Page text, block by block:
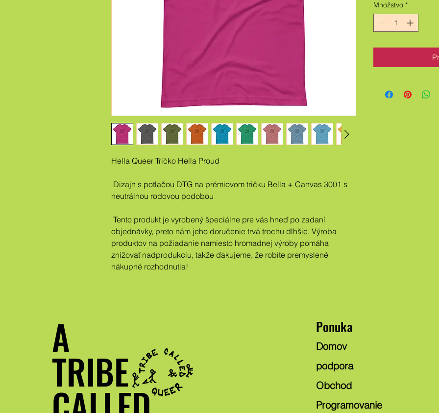
Hella Queer Tričko Hella Proud
neutrálnou rodovou podobou
objednávky, preto nám jeho doručenie trvá trochu dlhšie. Výroba
produktov na požiadanie namiesto hromadnej výroby pomáha
znižovať nadprodukciu, takže ďakujeme, že robíte premyslené
nákupné rozhodnutia!
Množstvo *
A
TRIBE
Ponuka
Domov
podpora
Obchod
Programovanie